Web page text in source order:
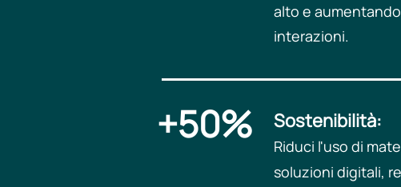
alto e
interazioni.​
+50% Sostenibilità:
Riduci l'uso di
soluzioni digitali,